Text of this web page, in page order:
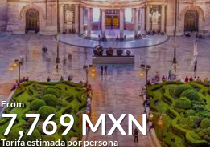
From
7,769 MXN
Tarifa estimada por persona